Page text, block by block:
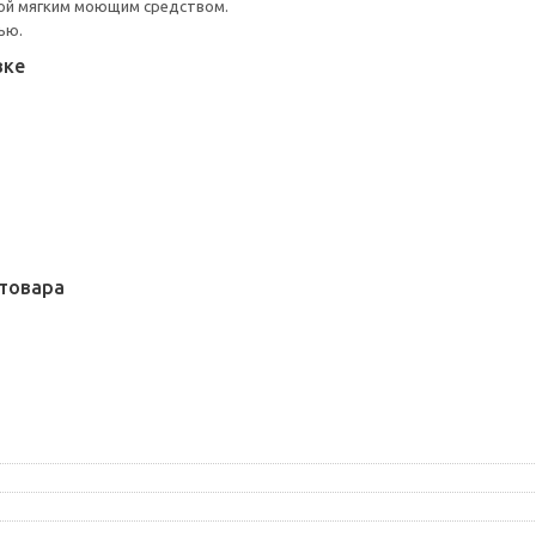
мягким моющим средством.